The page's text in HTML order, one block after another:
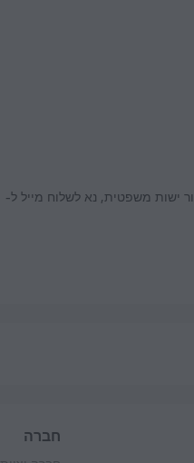
ישות משפטית, נא לשלוח מייל ל-
חברה